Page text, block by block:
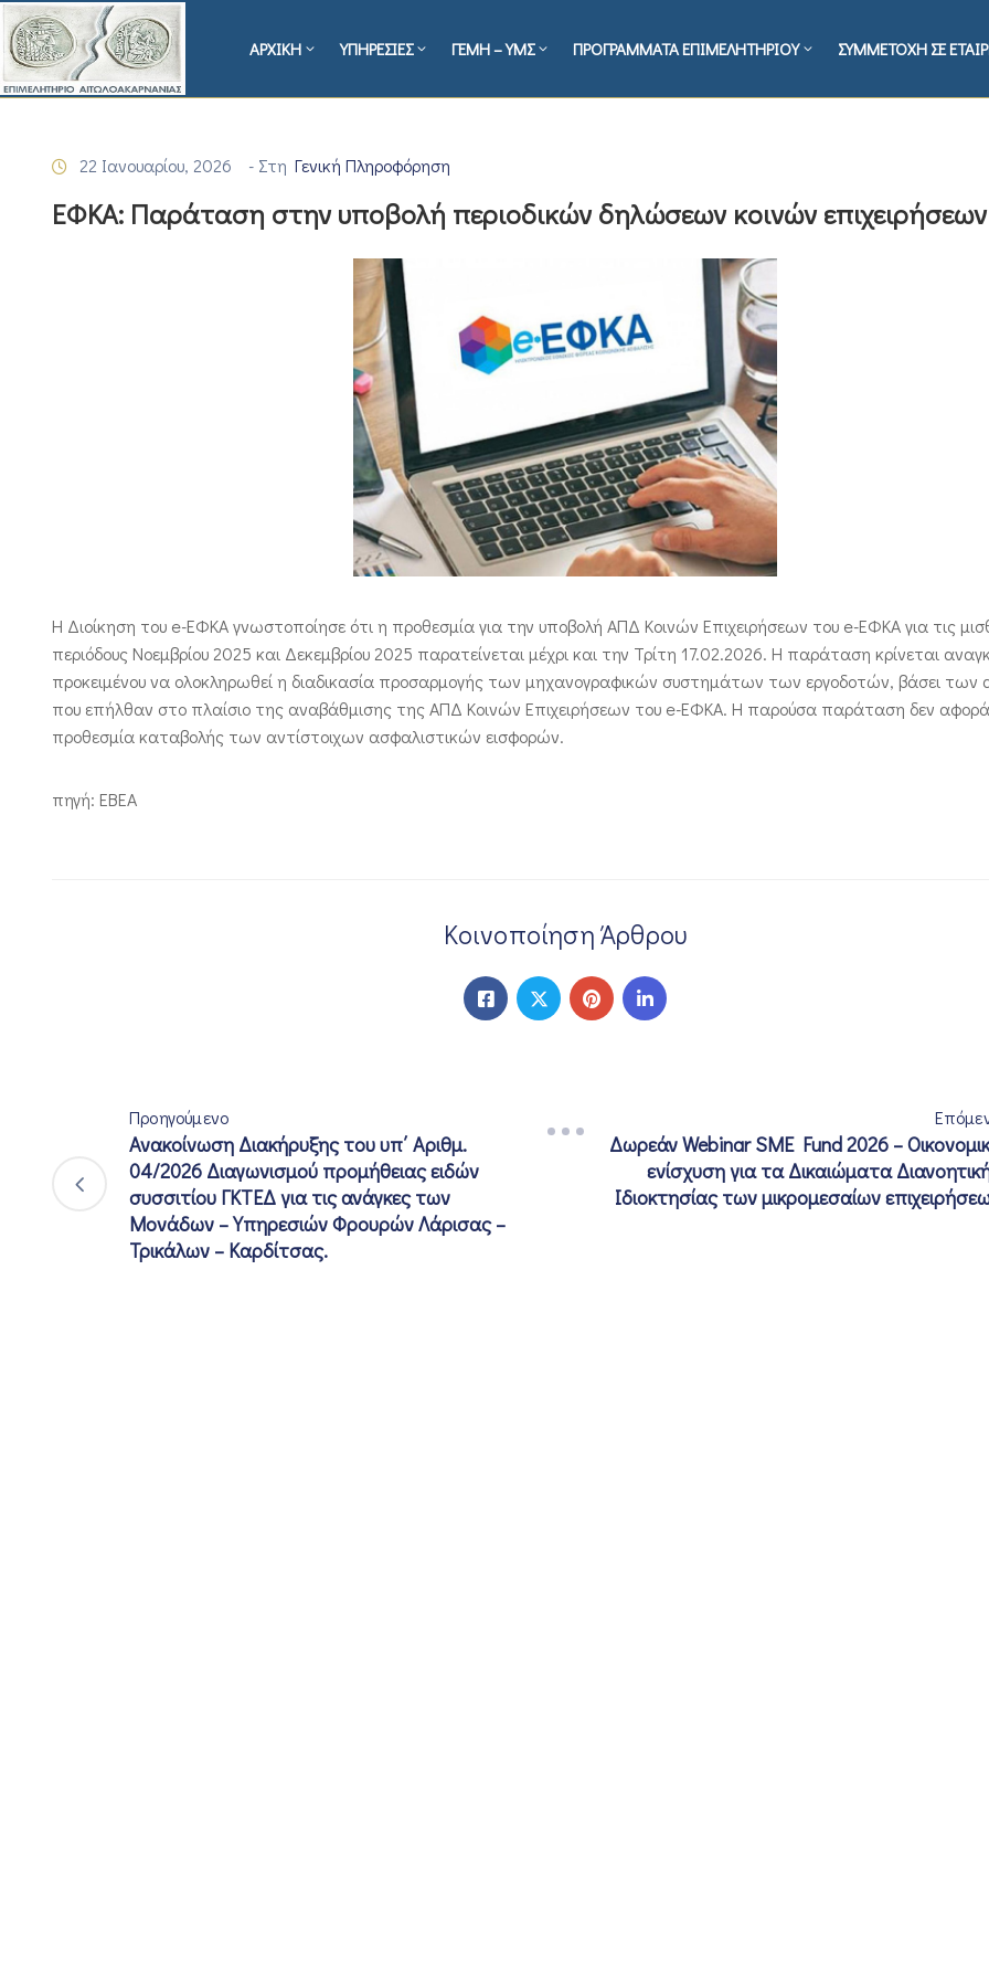
ΑΡΧΙΚΗ ΥΠΗΡΕΣΙΕΣ ΓΕΜΗ – ΥΜΣ ΠΡΟΓΡΑΜΜΑΤΑ ΕΠΙΜΕΛΗΤΗΡΙΟΥ ΣΥΜΜΕΤΟΧΗ ΣΕ
22 Ιανουαρίου, 2026 - Στη Γενική Πληροφόρηση
ΕΦΚΑ: Παράταση στην υποβολή περιοδικών δηλώσεων κοινών επιχειρήσεων
Η Διοίκηση του e-ΕΦΚΑ γνωστοποίησε ότι η προθεσμία για την υποβολή ΑΠΔ Κοινών Επιχειρήσεων του e-ΕΦΚΑ για τις
περιόδους Νοεμβρίου 2025 και Δεκεμβρίου 2025 παρατείνεται μέχρι και την Τρίτη 17.02.2026. Η παράταση κρίνεται
προκειμένου να ολοκληρωθεί η διαδικασία προσαρμογής των μηχανογραφικών συστημάτων των εργοδοτών, βάσει των
που επήλθαν στο πλαίσιο της αναβάθμισης της ΑΠΔ Κοινών Επιχειρήσεων του e-ΕΦΚΑ. Η παρούσα παράταση δεν
προθεσμία καταβολής των αντίστοιχων ασφαλιστικών εισφορών.
πηγή: EBEA
Κοινοποίηση Άρθρου
Προηγούμενο
Ανακοίνωση Διακήρυξης του υπ΄ Αριθμ.
04/2026 Διαγωνισμού προμήθειας ειδών
συσσιτίου ΓΚΤΕΔ για τις ανάγκες των
Μονάδων – Υπηρεσιών Φρουρών Λάρισας –
Τρικάλων – Καρδίτσας.
Δωρεάν Webinar SME Fund 2026 –
ενίσχυση για τα Δικαιώματα
Ιδιοκτησίας των μικρομεσαίων